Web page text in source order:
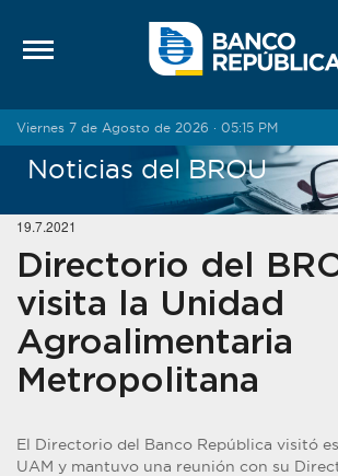
Viernes 7 de Agosto de 2026 · 05:15 PM
Noticias del BROU
19.7.2021
Directorio del
visita la Unidad
Agroalimentaria
Metropolitana
El Directorio del Banco República visitó
UAM y mantuvo una reunión con su